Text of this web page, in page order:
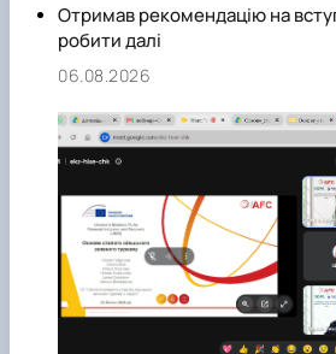
Отримав рекомендацію на
робити далі
06.08.2026